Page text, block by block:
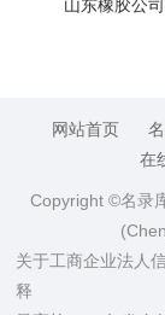
山东橡胶公
网站首页
在
Copyright ©名录
关于工商企业法人
释